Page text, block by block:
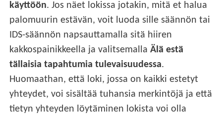
käyttöön. Jos näet lokissa jotakin, mitä et halua
palomuurin estävän, voit luoda sille säännön tai
IDS-säännön napsauttamalla sitä hiiren
kakkospainikkeella ja valitsemallaÄlä estä
tällaisia tapahtumia tulevaisuudessa.
Huomaathan, että loki, jossa on kaikki estetyt
yhteydet, voi sisältää tuhansia merkintöjä ja että
tietyn yhteyden löytäminen lokista voi olla